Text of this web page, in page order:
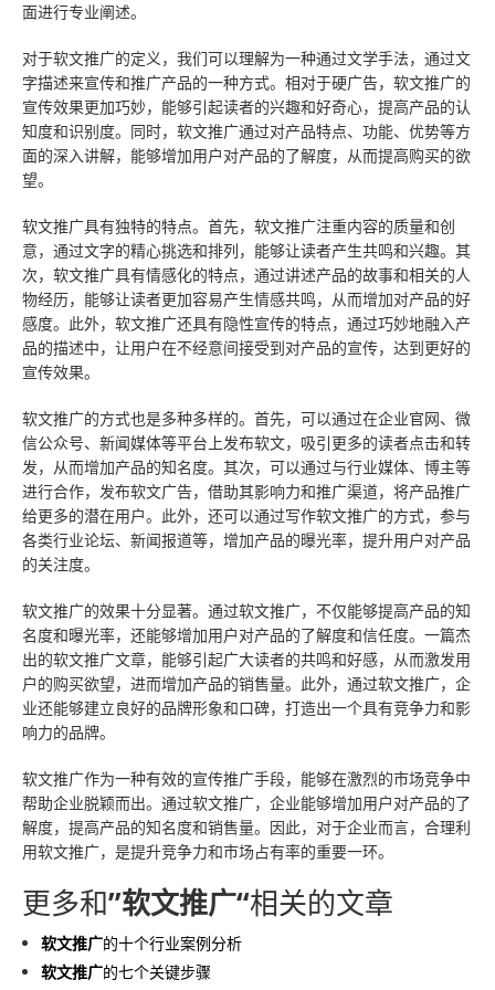
面进行专业阐述。
对于软文推广的定义，我们可以理解为一种通过文学手法，通过文
字描述来宣传和推广产品的一种方式。相对于硬广告，软文推广的
宣传效果更加巧妙，能够引起读者的兴趣和好奇心，提高产品的认
知度和识别度。同时，软文推广通过对产品特点、功能、优势等方
面的深入讲解，能够增加用户对产品的了解度，从而提高购买的欲
望。
软文推广具有独特的特点。首先，软文推广注重内容的质量和创
意，通过文字的精心挑选和排列，能够让读者产生共鸣和兴趣。其
次，软文推广具有情感化的特点，通过讲述产品的故事和相关的人
物经历，能够让读者更加容易产生情感共鸣，从而增加对产品的好
感度。此外，软文推广还具有隐性宣传的特点，通过巧妙地融入产
品的描述中，让用户在不经意间接受到对产品的宣传，达到更好的
宣传效果。
软文推广的方式也是多种多样的。首先，可以通过在企业官网、微
信公众号、新闻媒体等平台上发布软文，吸引更多的读者点击和转
发，从而增加产品的知名度。其次，可以通过与行业媒体、博主等
进行合作，发布软文广告，借助其影响力和推广渠道，将产品推广
给更多的潜在用户。此外，还可以通过写作软文推广的方式，参与
各类行业论坛、新闻报道等，增加产品的曝光率，提升用户对产品
的关注度。
软文推广的效果十分显著。通过软文推广，不仅能够提高产品的知
名度和曝光率，还能够增加用户对产品的了解度和信任度。一篇杰
出的软文推广文章，能够引起广大读者的共鸣和好感，从而激发用
户的购买欲望，进而增加产品的销售量。此外，通过软文推广，企
业还能够建立良好的品牌形象和口碑，打造出一个具有竞争力和影
响力的品牌。
软文推广作为一种有效的宣传推广手段，能够在激烈的市场竞争中
帮助企业脱颖而出。通过软文推广，企业能够增加用户对产品的了
解度，提高产品的知名度和销售量。因此，对于企业而言，合理利
用软文推广，是提升竞争力和市场占有率的重要一环。
更多和”软文推广“相关的文章
软文推广的十个行业案例分析
软文推广的七个关键步骤